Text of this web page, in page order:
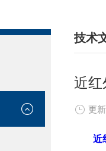
技术
/
近红
更
近